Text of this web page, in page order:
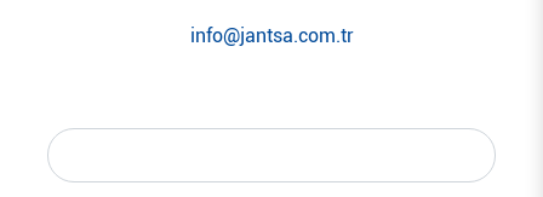
info@jantsa.com.tr